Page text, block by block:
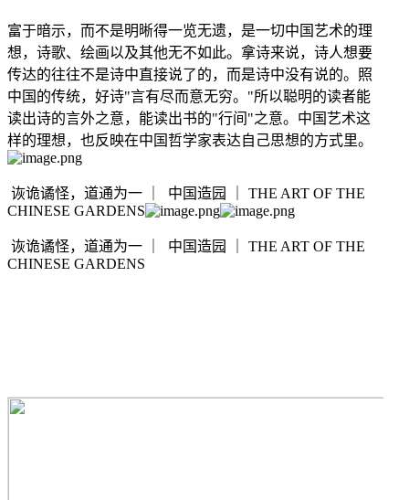
富于暗示，而不是明晰得一览无遗，是一切中国艺术的理
想，诗歌、绘画以及其他无不如此。拿诗来说，诗人想要
传达的往往不是诗中直接说了的，而是诗中没有说的。照
中国的传统，好诗"言有尽而意无穷。"所以聪明的读者能
读出诗的言外之意，能读出书的"行间"之意。中国艺术这
样的理想，也反映在中国哲学家表达自己思想的方式里。
诙诡谲怪，道通为一 中国造园
THE ART OF THE
CHINESE GARDENS
诙诡谲怪，道通为一 中国造园
THE ART OF THE
CHINESE GARDENS